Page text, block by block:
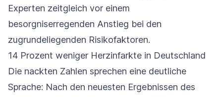
Experten zeitgleich vor einem
besorgniserregenden Anstieg bei den
zugrundeliegenden Risikofaktoren.
14 Prozent weniger Herzinfarkte in Deutschland
Die nackten Zahlen sprechen eine deutliche
Sprache: Nach den neuesten Ergebnissen des